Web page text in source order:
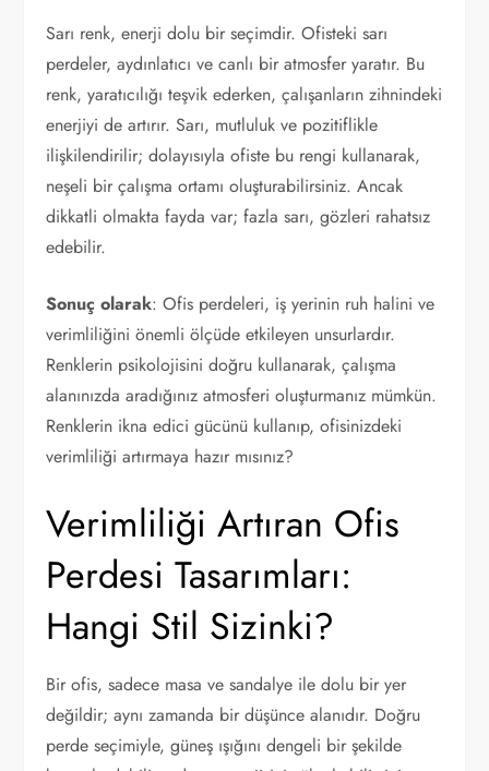
Sarı renk, enerji dolu bir seçimdir. Ofisteki sarı
perdeler, aydınlatıcı ve canlı bir atmosfer yaratır. Bu
renk, yaratıcılığı teşvik ederken, çalışanların zihnindeki
enerjiyi de artırır. Sarı, mutluluk ve pozitiflikle
ilişkilendirilir; dolayısıyla ofiste bu rengi kullanarak,
neşeli bir çalışma ortamı oluşturabilirsiniz. Ancak
dikkatli olmakta fayda var; fazla sarı, gözleri rahatsız
edebilir.
Sonuç olarak: Ofis perdeleri, iş yerinin ruh halini ve
verimliliğini önemli ölçüde etkileyen unsurlardır.
Renklerin psikolojisini doğru kullanarak, çalışma
alanınızda aradığınız atmosferi oluşturmanız mümkün.
Renklerin ikna edici gücünü kullanıp, ofisinizdeki
verimliliği artırmaya hazır mısınız?
Verimliliği Artıran Ofis
Perdesi Tasarımları:
Hangi Stil Sizinki?
Bir ofis, sadece masa ve sandalye ile dolu bir yer
değildir; aynı zamanda bir düşünce alanıdır. Doğru
perde seçimiyle, güneş ışığını dengeli bir şekilde